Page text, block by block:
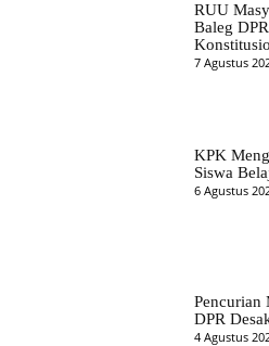
RUU
Baleg
7 Agustus
KPK
Siswa
6 Agustus
Pencurian
DPR
4 Agustus